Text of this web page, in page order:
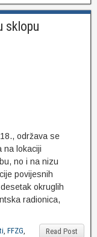
sklopu
održava se
na lokaciji
no i na nizu
povijesnih
okruglih
radionica,
Read Post
, FFZG,